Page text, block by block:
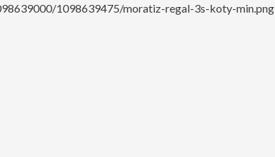
1098639475/moratiz-regal-3s-koty-min.png